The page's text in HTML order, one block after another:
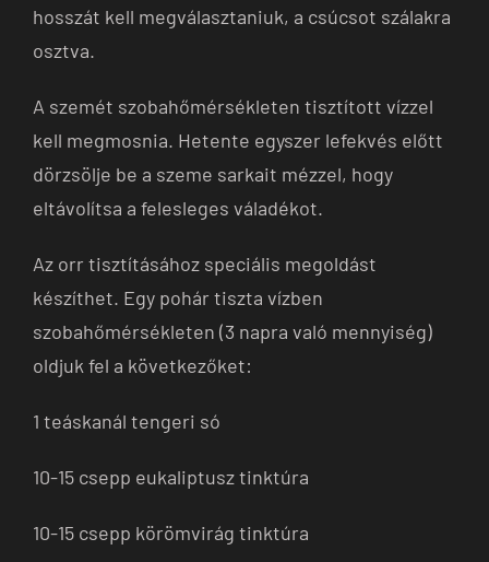
hosszát kell megválasztaniuk, a csúcsot szálakra
osztva.
A szemét szobahőmérsékleten tisztított vízzel
kell megmosnia. Hetente egyszer lefekvés előtt
dörzsölje be a szeme sarkait mézzel, hogy
eltávolítsa a felesleges váladékot.
Az orr tisztításához speciális megoldást
készíthet. Egy pohár tiszta vízben
szobahőmérsékleten (3 napra való mennyiség)
oldjuk fel a következőket:
1 teáskanál tengeri só
10-15 csepp eukaliptusz tinktúra
10-15 csepp körömvirág tinktúra